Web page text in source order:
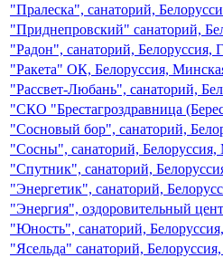
"Пралеска", санаторий,
"Приднепровский" санаторий,
"Радон", санаторий, Белоруссия,
"Ракета" ОК, Белоруссия,
"Рассвет-Любань", санаторий,
"СКО "Брестагроздравница
"Сосновый бор", санаторий,
"Сосны", санаторий, Белоруссия,
"Спутник", санаторий,
"Энергетик", санаторий,
"Энергия", оздоровительный
"Юность", санаторий,
"Ясельда" санаторий, Белоруссия,